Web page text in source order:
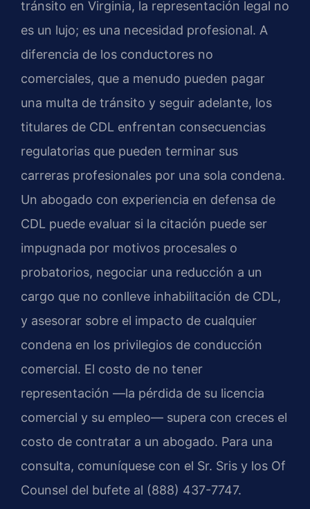
tránsito en Virginia, la representación legal no
es un lujo; es una necesidad profesional. A
diferencia de los conductores no
comerciales, que a menudo pueden pagar
una multa de tránsito y seguir adelante, los
titulares de CDL enfrentan consecuencias
regulatorias que pueden terminar sus
carreras profesionales por una sola condena.
Un abogado con experiencia en defensa de
CDL puede evaluar si la citación puede ser
impugnada por motivos procesales o
probatorios, negociar una reducción a un
cargo que no conlleve inhabilitación de CDL,
y asesorar sobre el impacto de cualquier
condena en los privilegios de conducción
comercial. El costo de no tener
representación —la pérdida de su licencia
comercial y su empleo— supera con creces el
costo de contratar a un abogado. Para una
consulta, comuníquese con el Sr. Sris y los Of
Counsel del bufete al (888) 437-7747.